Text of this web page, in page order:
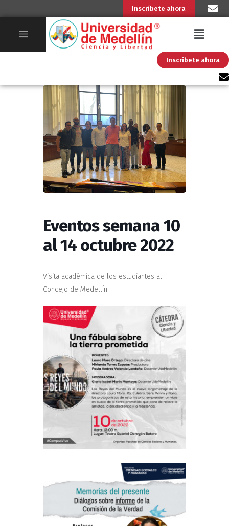
Inscríbete ahora
Inscríbete ahora
Eventos semana 10
al 14 octubre 2022
Visita académica de los estudiantes al
Concejo de Medellín